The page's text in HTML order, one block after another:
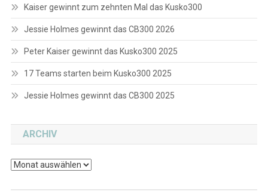
Kaiser gewinnt zum zehnten Mal das Kusko300
Jessie Holmes gewinnt das CB300 2026
Peter Kaiser gewinnt das Kusko300 2025
17 Teams starten beim Kusko300 2025
Jessie Holmes gewinnt das CB300 2025
ARCHIV
Archiv